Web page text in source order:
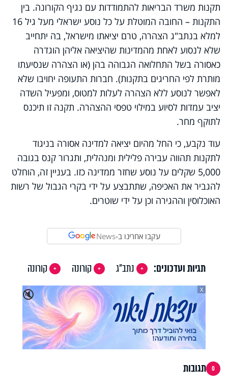
תקנות משרד הבריאות להתמודדות עם נגיף הקורונה. בין
התקנות – החובה המוטלת על כל נוסע ישראלי מעל גיל 16
למלא בנתב"ג הצהרה, טרם יציאתו מישראל, בה יתחייב
שלא לנסוע לאחת מהמדינות שהיציאה אליהן הוגדרה
כאסורה בשל התחלואה הגבוהה בהן (או הצהרה שנסיעתו
מותרת לפי החריגים בתקנות). חברות התעופה יחויבו שלא
לאפשר לנוסע ללא הצהרה לעלות למטוס, ומפעיל השדה
יציב עמדות לסיוע במילוי טפסי ההצהרה. תקנה זו תיכנס
לתוקף מחר.
עוד נקבע, כי החל מהיום יציאה למדינה אסורה בניגוד
לתקנות תהווה עבירה פלילית ומנהלית, ותגרור קנס בגובה
5,000 שקלים על נוסע שחזר ממדינה כזו. בעניין זה, הוחלט
להגביר את האכיפה, שתתבצע על ידי בקרי הגבול של רשות
האוכלוסין וההגירה וכן על ידי שוטרים.
עקבו אחרינו ב-News
תגיות ועדכונים: נתב"ג קורונה
קורונה
🔇
X
0 תגובות